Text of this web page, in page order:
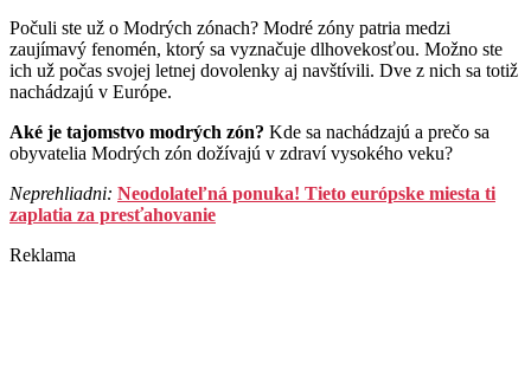
Počuli ste už o Modrých zónach? Modré zóny patria medzi
zaujímavý fenomén, ktorý sa vyznačuje dlhovekosťou. Možno ste
ich už počas svojej letnej dovolenky aj navštívili. Dve z nich sa totiž
nachádzajú v Európe.
Aké je tajomstvo modrých zón? Kde sa nachádzajú a prečo sa
obyvatelia Modrých zón dožívajú v zdraví vysokého veku?
Neprehliadni: Neodolateľná ponuka! Tieto európske miesta ti
zaplatia za presťahovanie
Reklama